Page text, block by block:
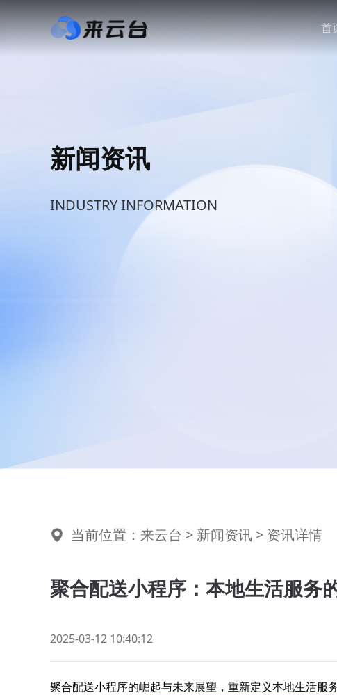
首
新闻资讯
INDUSTRY INFORMATION
当前位置： 来云台 > 新闻资讯 > 资讯详情
聚合配送小程序：本地生活服务
2025-03-12 10:40:12
聚合配送小程序的崛起与未来展望，重新定义本地生活服